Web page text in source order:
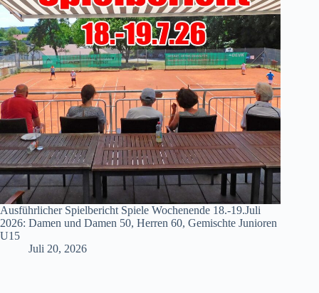
Ausführlicher Spielbericht Spiele Wochenende 18.-19.Juli
2026: Damen und Damen 50, Herren 60, Gemischte Junioren
U15
Juli 20, 2026